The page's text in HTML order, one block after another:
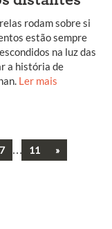
rodam sobre si
estão sempre
na luz das
a história de
Ler mais
7 … 11 Next
»